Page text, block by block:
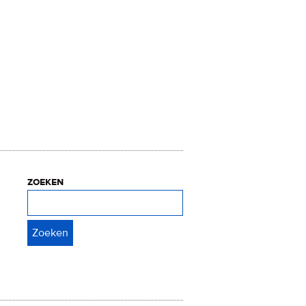
zoeken